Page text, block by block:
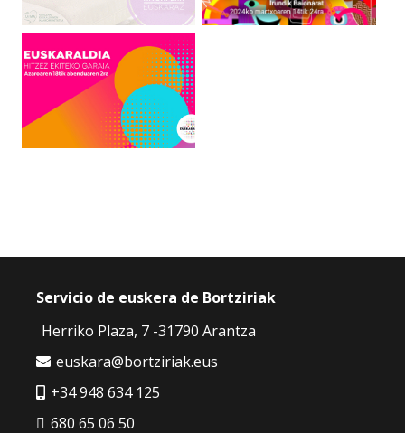
Servicio de euskera de Bortziriak
Herriko Plaza, 7 -31790 Arantza
euskara@bortziriak.eus
+34 948 634 125
680 65 06 50